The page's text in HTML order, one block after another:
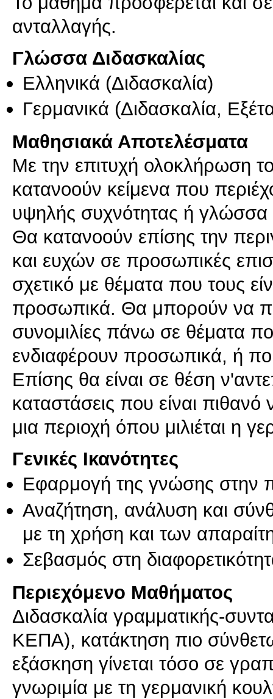
ανταλλαγής.
Γλώσσα Διδασκαλίας
Ελληνικά (Διδασκαλία)
Γερμανικά (Διδασκαλία,
Μαθησιακά Αποτελέσματα
Με την επιτυχή ολοκλήρωση
κατανοούν κείμενα που
υψηλής συχνότητας ή γλώσσα
Θα κατανοούν επίσης την
και ευχών σε προσωπικές
σχετικό με θέματα που τους
προσωπικά. Θα μπορούν να
συνομιλίες πάνω σε θέματα
ενδιαφέρουν προσωπικά, ή
Επίσης θα είναι σε θέση
καταστάσεις που είναι
μια περιοχή όπου μιλιέται η
Γενικές Ικανότητες
Εφαρμογή της γνώσης στην
Αναζήτηση, ανάλυση και
με τη χρήση και των
Σεβασμός στη
Περιεχόμενο Μαθήματος
Διδασκαλία γραμματικής-
ΚΕΠΑ), κατάκτηση πιο
εξάσκηση γίνεται τόσο σε
γνωριμία με τη γερμανική